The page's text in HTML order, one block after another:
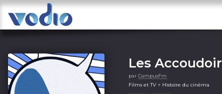
Les
par CampusFm
Films et TV > Histoire du cinéma